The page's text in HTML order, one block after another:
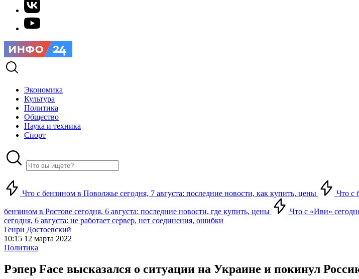
Экономика
Культура
Политика
Общество
Наука и техника
Спорт
Что с бензином в Поволжье сегодня, 7 августа: последние новости, как купить, цены Что с
бензином в Ростове сегодня, 6 августа: последние новости, где купить, цены Что с «Иви»
сегодня, 6 августа: не работает сервер, нет соединения, ошибки
Генри Достоевский
10:15 12 марта 2022
Политика
Рэпер Face высказался о ситуации на Украине и покинул